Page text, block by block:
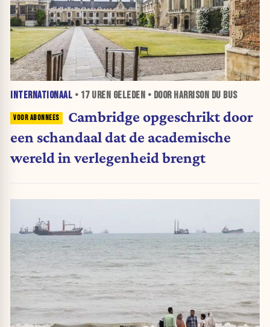
INTERNATIONAAL • 17 UREN GELEDEN • DOOR HARRISON DU BUS
Cambridge opgeschrikt door
een schandaal dat de academische
wereld in verlegenheid brengt